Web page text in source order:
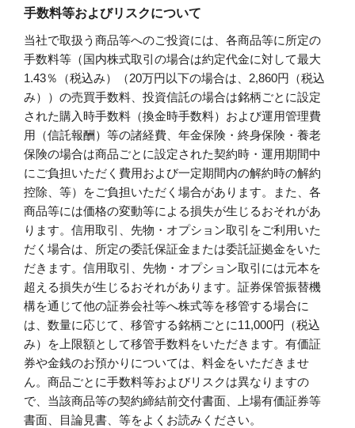
手数料等およびリスクについて
当社で取扱う商品等へのご投資には、各商品等に所定の
手数料等（国内株式取引の場合は約定代金に対して最大
1.43％（税込み）（20万円以下の場合は、2,860円（税込
み））の売買手数料、投資信託の場合は銘柄ごとに設定
された購入時手数料（換金時手数料）および運用管理費
用（信託報酬）等の諸経費、年金保険・終身保険・養老
保険の場合は商品ごとに設定された契約時・運用期間中
にご負担いただく費用および一定期間内の解約時の解約
控除、等）をご負担いただく場合があります。また、各
商品等には価格の変動等による損失が生じるおそれがあ
ります。信用取引、先物・オプション取引をご利用いた
だく場合は、所定の委託保証金または委託証拠金をいた
だきます。信用取引、先物・オプション取引には元本を
超える損失が生じるおそれがあります。証券保管振替機
構を通じて他の証券会社等へ株式等を移管する場合に
は、数量に応じて、移管する銘柄ごとに11,000円（税込
み）を上限額として移管手数料をいただきます。有価証
券や金銭のお預かりについては、料金をいただきませ
ん。商品ごとに手数料等およびリスクは異なりますの
で、当該商品等の契約締結前交付書面、上場有価証券等
書面、目論見書、等をよくお読みください。